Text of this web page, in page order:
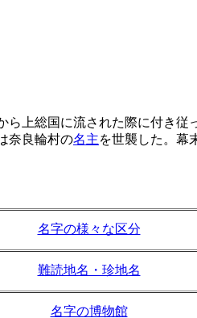
上総国に流された際に付き従
奈良輪村の名主を世襲した。幕
名字の様々な区分
難読地名・珍地名
名字の博物館